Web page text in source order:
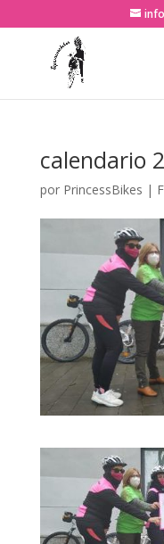
calendario
por PrincessBikes |